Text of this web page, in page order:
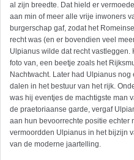
al zijn breedte. Dat hield er
aan min of meer alle vrije inwoners
burgerschap gaf, zodat het
recht was (en er bovendien veel
Ulpianus wilde dat recht
foto van, een beetje zoals het
Nachtwacht. Later had Ulpianus
dalen in het bestuur van het rijk.
was hij eventjes de machtigste man
de praetoriaanse garde, vergaf
aan hun bevoorrechte positie echter
vermoordden Ulpianus in het bijzijn
van de moderne jaartelling.